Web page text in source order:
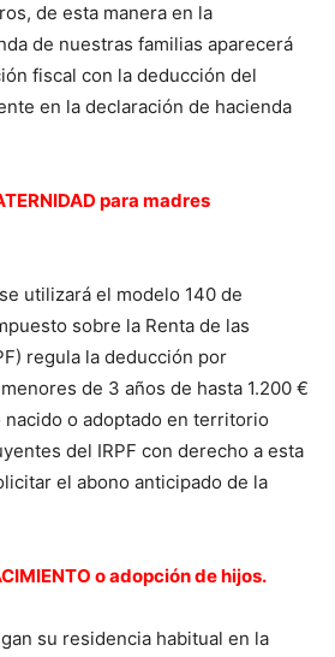
de esta manera en la
de nuestras familias aparecerá
fiscal con la deducción del
en la declaración de hacienda
para madres
utilizará el modelo 140 de
sobre la Renta de las
regula la deducción por
de 3 años de hasta 1.200 €
nacido o adoptado en territorio
del IRPF con derecho a esta
el abono anticipado de la
o adopción de hijos.
su residencia habitual en la